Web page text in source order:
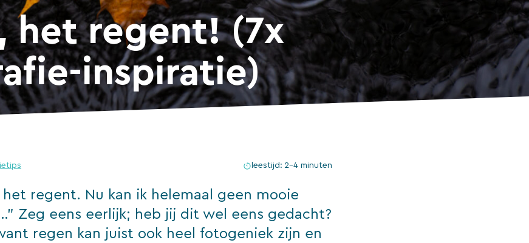
het regent! (7x
inspiratie)
leestijd: 2–4 minuten
het regent. Nu kan ik helemaal geen mooie
Zeg eens eerlijk; heb jij dit wel eens gedacht?
regen kan juist ook heel fotogeniek zijn en